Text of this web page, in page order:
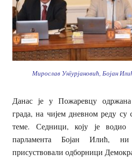
Мирослав Унгурјановић, Бојан
Данас је у Пожаревцу
града, на чијем дневном реду су
теме. Седници, коју је водио
парламента Бојан Илић,
присуствовали одборници